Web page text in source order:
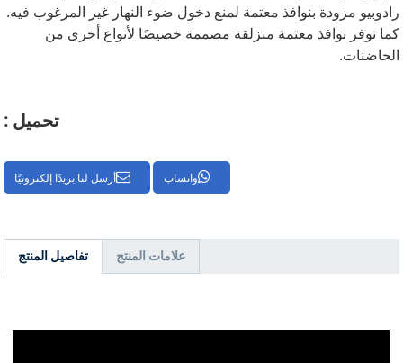
رادوبيو مزودة بنوافذ معتمة لمنع دخول ضوء النهار غير المرغوب فيه.
كما نوفر نوافذ معتمة منزلقة مصممة خصيصًا لأنواع أخرى من
الحاضنات.
تحميل :
واتساب أرسل لنا بريدًا إلكترونيًا
تفاصيل المنتج علامات المنتج